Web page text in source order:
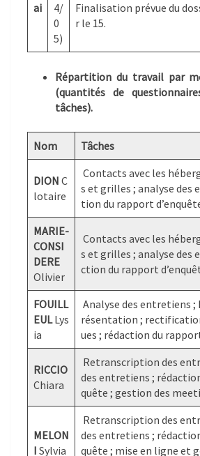
ai
4/
0
5)
Finalisation prévue du
r le 15.
Répartition du travail par
(quantités de
tâches).
Nom Tâches
DION C
lotaire
Contacts avec les
s et grilles ; analyse des
tion du rapport
MARIE-
CONSI
DERE
Olivier
Contacts avec les
s et grilles ; analyse des
ction du rapport
FOUILL
EULLys
ia
Analyse des entretiens
résentation ;
ues ; rédaction du
RICCIO
Chiara
Retranscription des
des entretiens ;
quête ; gestion des
MELON
I Sylvia
Retranscription des
des entretiens ;
quête ; mise en ligne et